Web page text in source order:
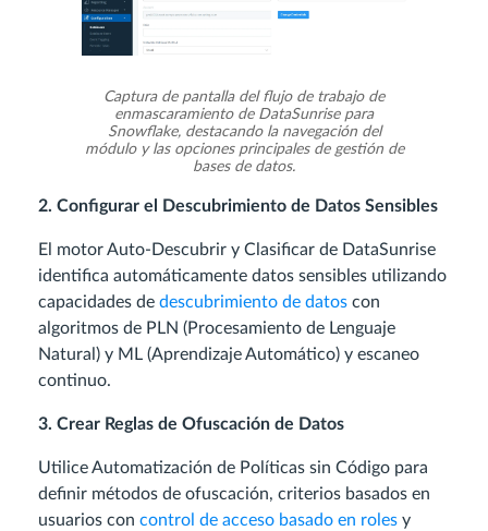
Captura de pantalla del flujo de trabajo de
enmascaramiento de DataSunrise para
Snowflake, destacando la navegación del
módulo y las opciones principales de gestión de
bases de datos.
2. Configurar el Descubrimiento de Datos Sensibles
El motor Auto-Descubrir y Clasificar de DataSunrise
identifica automáticamente datos sensibles utilizando
capacidades de descubrimiento de datos con
algoritmos de PLN (Procesamiento de Lenguaje
Natural) y ML (Aprendizaje Automático) y escaneo
continuo.
3. Crear Reglas de Ofuscación de Datos
Utilice Automatización de Políticas sin Código para
definir métodos de ofuscación, criterios basados en
usuarios con control de acceso basado en roles y